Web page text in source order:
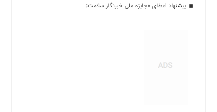
پیشنهاد اعطای «جایزه ملی خبرنگار سلامت»